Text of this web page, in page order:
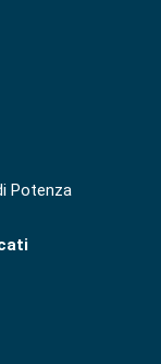
Potenza